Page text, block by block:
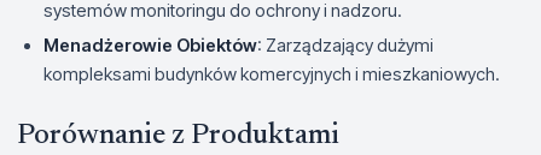
systemów monitoringu do ochrony i nadzoru.
Menadżerowie Obiektów: Zarządzający dużymi
kompleksami budynków komercyjnych i mieszkaniowych.
Porównanie z Produktami